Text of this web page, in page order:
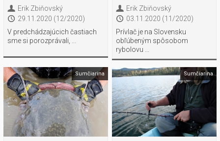
Erik Zbiňovský
29.11.2020 (12/2020)
V predchádzajúcich častiach
sme si porozprávali, ...
Erik Zbiňovský
03.11.2020 (11/2020)
Prívlač je na Slovensku
obľúbeným spôsobom
rybolovu ...
Sumčiarina Sumčiarina